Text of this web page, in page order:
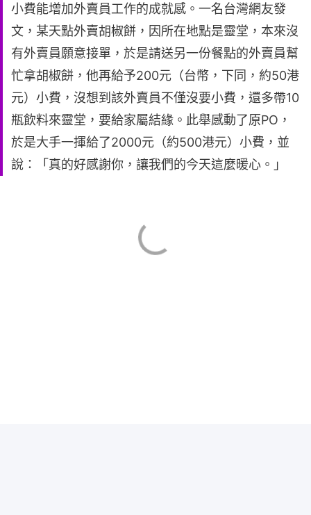
小費能增加外賣員工作的成就感。一名台灣網友發
文，某天點外賣胡椒餅，因所在地點是靈堂，本來沒
有外賣員願意接單，於是請送另一份餐點的外賣員幫
忙拿胡椒餅，他再給予200元（台幣，下同，約50港
元）小費，沒想到該外賣員不僅沒要小費，還多帶10
瓶飲料來靈堂，要給家屬結緣。此舉感動了原PO，
於是大手一揮給了2000元（約500港元）小費，並
說：「真的好感謝你，讓我們的今天這麼暖心。」